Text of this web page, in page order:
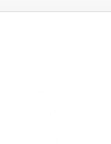
geeignet.
statt
Anforderungen an die
Generell